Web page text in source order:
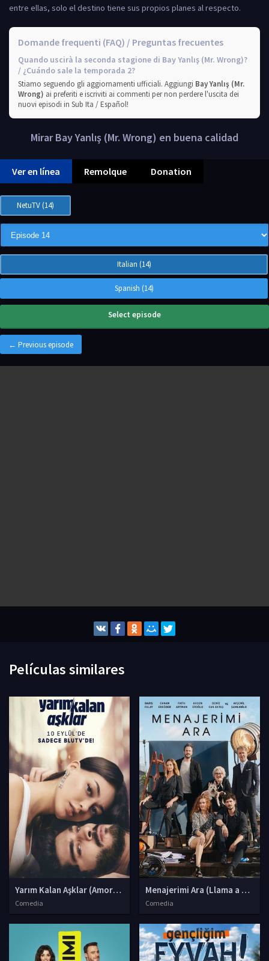
entre ellas, solo el destino tiene sus propios planes al respecto.
Domande frequenti (FAQ) / Preguntas frecuentes
Quando uscirà la seconda stagione di Bay Yanlış (Mr. Wrong)?
/ ¿Cuándo sale la temporada 2?
Stiamo seguendo gli aggiornamenti ufficiali. Aggiungi Bay Yanlış (Mr.
Wrong) ai preferiti e iscriviti ai commenti per non perdere l'uscita dei
nuovi episodi in Sub Ita / Español!
Mirar Bay Yanlış (Mr. Wrong) en buena calidad
Ver en línea Remolque Donation
← Previous episode
NetuTV (14)
Italian (14)
Spanish (14)
Select episode
Películas similares
Yarım Kalan Aşklar (Amores inconclusos)
Comedia
Menajerimi Ara (Llama a mi
Comedia